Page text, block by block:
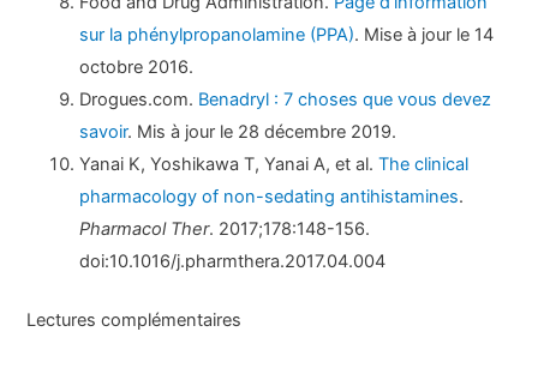
sur la phénylpropanolamine (PPA). Mise à jour le 14
octobre 2016.
Drogues.com. Benadryl : 7 choses que vous devez
savoir. Mis à jour le 28 décembre 2019.
Yanai K, Yoshikawa T, Yanai A, et al.The clinical
pharmacology of non-sedating antihistamines.
Pharmacol Ther. 2017;178:148-156.
doi:10.1016/j.pharmthera.2017.04.004
Lectures complémentaires